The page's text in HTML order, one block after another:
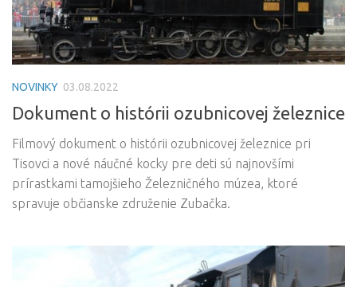
NOVINKY 03.08.2022
Dokument o histórii ozubnicovej železnice
Filmový dokument o histórii ozubnicovej železnice pri
Tisovci a nové náučné kocky pre deti sú najnovšími
prírastkami tamojšieho Železničného múzea, ktoré
spravuje občianske združenie Zubačka.